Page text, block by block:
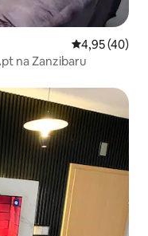
Prosječna
4,95 (40)
na Zanzibaru